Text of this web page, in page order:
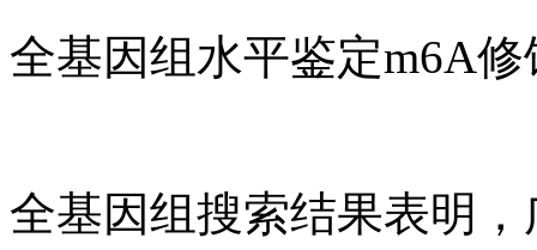
全基因组水平鉴定m6A
全基因组搜索结果表明